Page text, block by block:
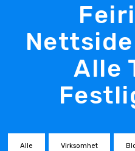
Alle
Alle Virksomhet